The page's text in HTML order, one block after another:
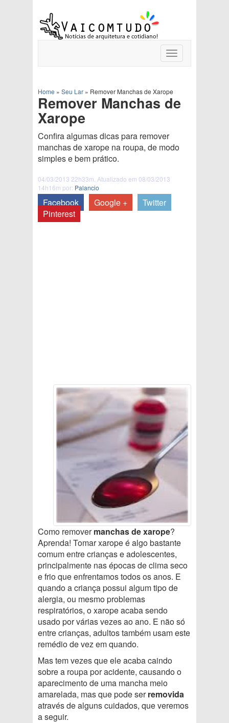
Toggle
navigation
Home » Seu Lar » Remover Manchas de Xarope
Remover Manchas de
Xarope
Confira algumas dicas para remover
manchas de xarope na roupa, de modo
simples e bem prático.
04/03/2013 22h33m. Atualizado em 08/03/2013
14h16m por: Palancio
Facebook Google +
Twitter
Pinterest
Como removermanchas de xarope?
Aprenda! Tomar xarope é algo bastante
comum entre crianças e adolescentes,
principalmente nas épocas de clima seco
e frio que enfrentamos todos os anos. E
quando a criança possui algum tipo de
alergia, ou mesmo problemas
respiratórios, o xarope acaba sendo
usado por várias vezes ao ano. E não só
entre crianças, adultos também usam este
remédio de vez em quando.
Mas tem vezes que ele acaba caindo
sobre a roupa por acidente, causando o
aparecimento de uma mancha meio
amarelada, mas que pode serremovida
através de alguns cuidados, que veremos
a seguir.